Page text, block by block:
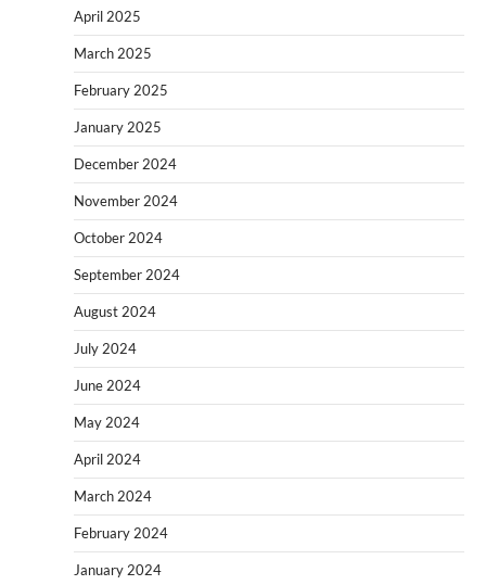
April 2025
March 2025
February 2025
January 2025
December 2024
November 2024
October 2024
September 2024
August 2024
July 2024
June 2024
May 2024
April 2024
March 2024
February 2024
January 2024